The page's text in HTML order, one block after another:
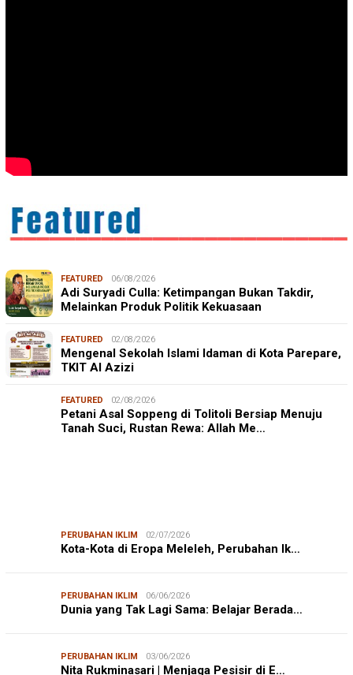
FEATURED 06/08/2026
Adi Suryadi Culla: Ketimpangan Bukan Takdir,
Melainkan Produk Politik Kekuasaan
FEATURED 02/08/2026
Mengenal Sekolah Islami Idaman di Kota Parepare,
TKIT Al Azizi
FEATURED 02/08/2026
Petani Asal Soppeng di Tolitoli Bersiap Menuju
Tanah Suci, Rustan Rewa: Allah Me…
PERUBAHAN IKLIM 02/07/2026
Kota-Kota di Eropa Meleleh, Perubahan Ik…
PERUBAHAN IKLIM 06/06/2026
Dunia yang Tak Lagi Sama: Belajar Berada…
PERUBAHAN IKLIM 03/06/2026
Nita Rukminasari | Menjaga Pesisir di E…